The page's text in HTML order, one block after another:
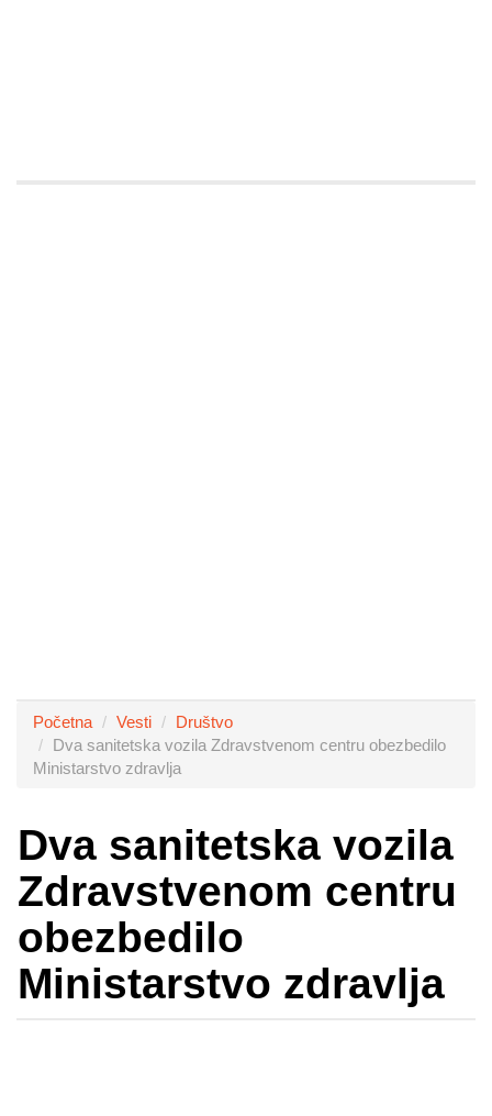
Početna Vesti
Društvo
Dva sanitetska vozila Zdravstvenom centru obezbedilo
Ministarstvo zdravlja
Dva sanitetska vozila
Zdravstvenom centru
obezbedilo
Ministarstvo zdravlja